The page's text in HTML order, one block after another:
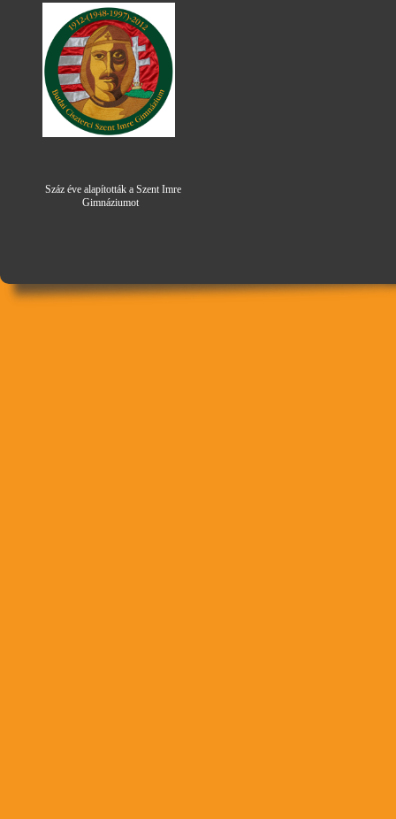
Száz éve alapították a Szent Imre
Gimnáziumot